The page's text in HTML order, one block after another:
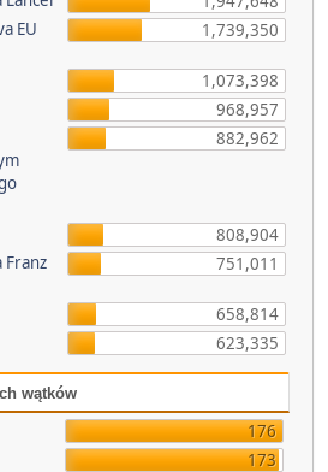
EU
1,739,350
1,073,398
968,957
882,962
808,904
Franz
751,011
658,814
623,335
wątków
176
173